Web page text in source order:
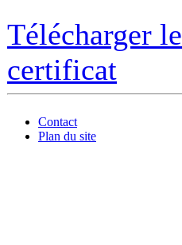
Télécharger le
certificat
Contact
Plan du site